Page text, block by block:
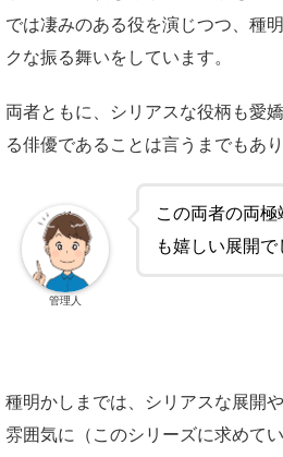
では凄みのある役を演じつつ、種
クな振る舞いをしています。
両者ともに、シリアスな役柄も愛
る俳優であることは言うまでもあり
この両者の両
も嬉しい展開で
管理人
種明かしまでは、シリアスな展開
雰囲気に（このシリーズに求めて